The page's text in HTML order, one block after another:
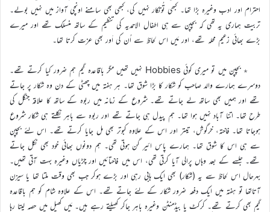
احترام اور ادب وغیرہ بڑا تھا۔ کبھی تُوتکار نہیں کی، کبھی بھی سامنے اونچی آواز میں نہیں بولے۔
تربیت ہماری یہ تھی کہ بچپن سے ہی اطفال الاحمدیہ کی تنظیم کے ساتھ منسلک تھے اور میرے
بڑے بھائی زعیم محلہ تھے، اور مَیں اس لحاظ سے اُن کی اَور بھی عزت کرتا تھا۔
٭ بچپن میں تو میری کوئی Hobbies نہیں تھیں مگر باقاعدہ گیم ہم ضرور کیا کرتے تھے۔
دوسرے ہمارے والد صاحب کو شکار کا بڑا شوق تھا۔ ہر ہفتہ میں چھٹی کے دن وہ شکار پر جاتے
تھے اور ہمیں بھی ساتھ لے جاتے تھے۔ شروع کے زمانہ میں ربوہ کے ساتھ کا علاقہ جنگل کی
طرح تھا۔ اتنا آباد نہیں ہوا تھا۔ ہم پیدل ہی جاتے تھے اور ربوہ سے باہر نکلتے ہی شکار شروع
ہوجاتا تھا۔ فاختہ، خرگوش، تیتر اور اس کے علاوہ کبوتر بھی مل جایا کرتے تھے۔ اس لئے بچپن
سے ہی اس کا شوق تھا۔ ہمارے پاس ائیر گن ہوتی تھی۔ ہم دونوں بھائی خود بھی نکل جاتے
تھے۔ جلسے کے بعد وہاں پرالی آیا کرتی تھی، اس میں فاختائیں اور چڑیاں وغیرہ بہت آتی تھیں۔
بہرحال اس لحاظ سے یہ (شکار) بھی ایک ہابی رہی اور بڑے ہوکر جب بھی وقت ملتا تھا یا سیزن
آتاتھا تو ہفتہ میں ایک دفعہ ضرور شکار کے لئے جاتے تھے۔ اس کے علاوہ شام کو ہم باقاعدہ
گیم بھی کرتے تھے۔ کرکٹ یا بیڈمنٹن وغیرہ باہر جاکر کھیلتے رہے ہیں۔ مَیں کھیل میں حصہ لیتا رہا